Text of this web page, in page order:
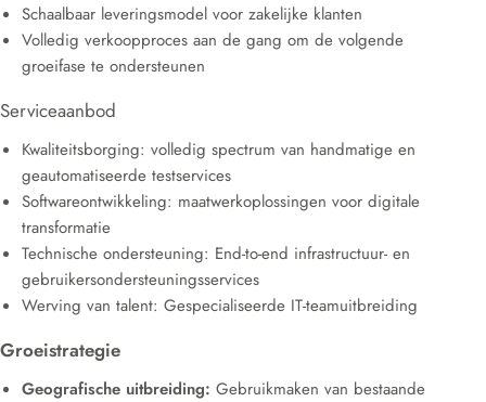
Schaalbaar leveringsmodel voor zakelijke klanten
Volledig verkoopproces aan de gang om de volgende
groeifase te ondersteunen
Serviceaanbod
Kwaliteitsborging: volledig spectrum van handmatige en
geautomatiseerde testservices
Softwareontwikkeling: maatwerkoplossingen voor digitale
transformatie
Technische ondersteuning: End-to-end infrastructuur- en
gebruikersondersteuningsservices
Werving van talent: Gespecialiseerde IT-teamuitbreiding
Groeistrategie
Geografische uitbreiding: Gebruikmaken van bestaande